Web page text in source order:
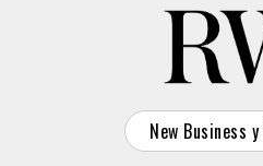
New Business